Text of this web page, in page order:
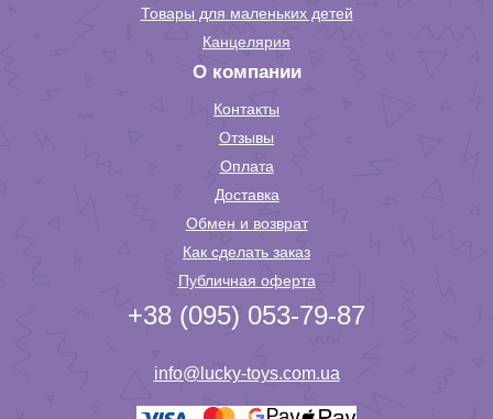
Товары для маленьких детей
Канцелярия
О компании
Контакты
Отзывы
Оплата
Доставка
Обмен и возврат
Как сделать заказ
Публичная оферта
+38 (095) 053-79-87
info@lucky-toys.com.ua